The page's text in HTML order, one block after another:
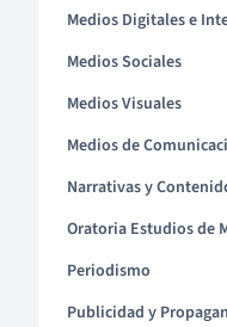
Medios Digitales e
Medios Sociales
Medios Visuales
Medios de
Narrativas y
Oratoria Estudios de
Periodismo
Publicidad y